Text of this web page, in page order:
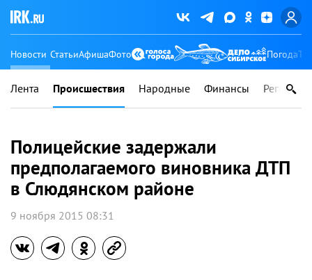
Новости СтатьиАфишаФото Погода
Лента Происшествия Народные Финансы Регионы
Полицейские задержали
предполагаемого виновника ДТП
в Слюдянском районе
9 ноября 2015 08:31